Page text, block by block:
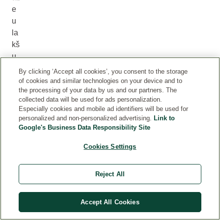
e
u
la
kš
u
zu
sn
ka
da
tre
da
de
By clicking ‘Accept all cookies’, you consent to the storage
of cookies and similar technologies on your device and to
the processing of your data by us and our partners. The
collected data will be used for ads personalization.
Especially cookies and mobile ad identifiers will be used for
personalized and non-personalized advertising. Link to
Google's Business Data Responsibility Site
Cookies Settings
Reject All
Accept All Cookies